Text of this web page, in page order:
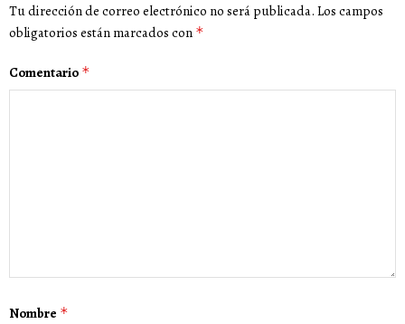
Tu dirección de correo electrónico no será publicada. Los campos
obligatorios están marcados con *
Comentario *
Nombre *